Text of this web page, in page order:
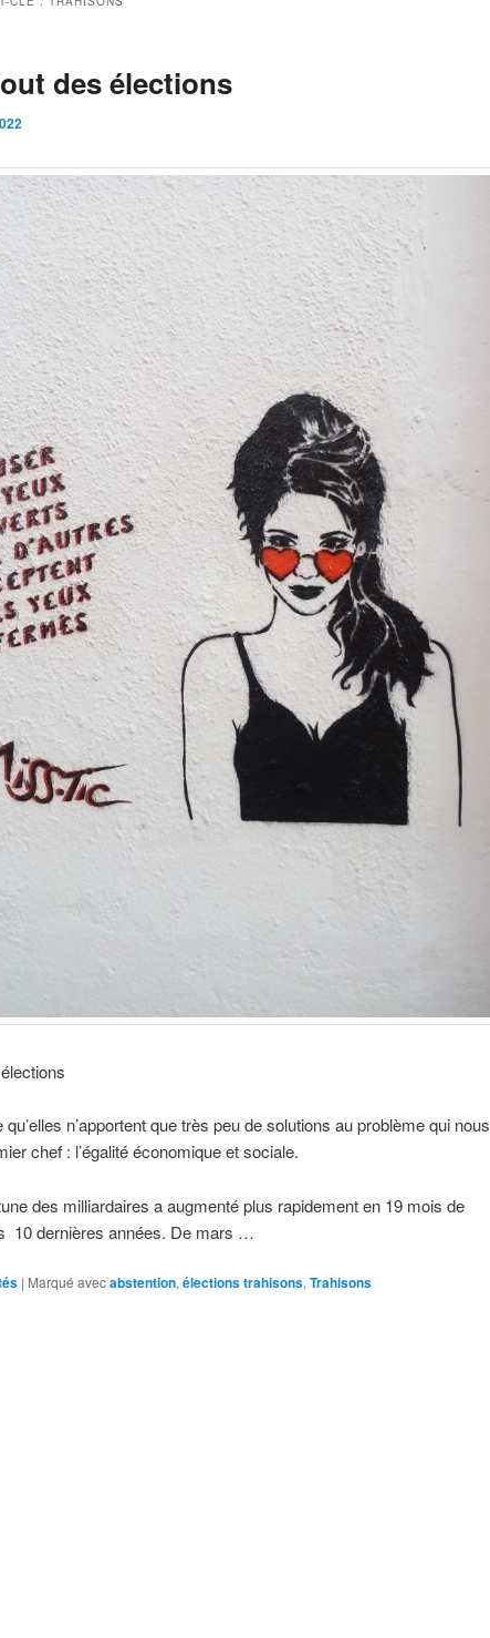
des élections
n’apportent que très peu de solutions au problème qui nous
chef : l’égalité économique et sociale.
des milliardaires a augmenté plus rapidement en 19 mois de
10 dernières années. De mars …
| Marqué avecabstention, élections trahisons, Trahisons